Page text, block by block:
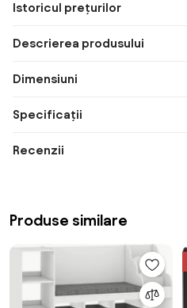
Istoricul prețurilor
Descrierea produsului
Dimensiuni
Specificații
Recenzii
Produse similare